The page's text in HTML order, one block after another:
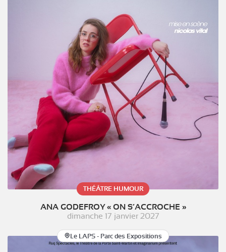
THÉÂTRE HUMOUR
ANA GODEFROY « ON S’ACCROCHE »
dimanche 17 janvier 2027
Le LAPS - Parc des Expositions